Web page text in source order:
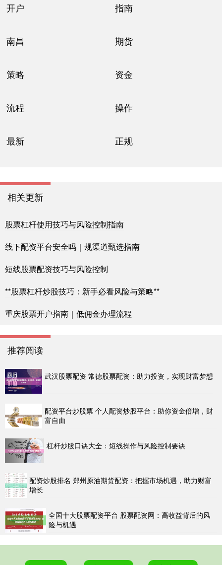
开户 指南
南昌 期货
策略 资金
流程 操作
最新 正规
相关更新
股票杠杆使用技巧与风险控制指南
线下配资平台安全吗｜规渠道甄选指南
短线股票配资技巧与风险控制
**股票杠杆炒股技巧：新手必看风险与策略**
重庆股票开户指南｜低佣金办理流程
推荐阅读
武汉股票配资 常德股票配资：助力投资，实现财富梦想
配资平台炒股票 个人配资炒股平台：助你资金倍增，财
富自由
杠杆炒股口诀大全：短线操作与风险控制要诀
配资炒股排名 郑州原油期货配资：把握市场机遇，助力财富
增长
全国十大股票配资平台 股票配资网：高收益背后的风
险与机遇